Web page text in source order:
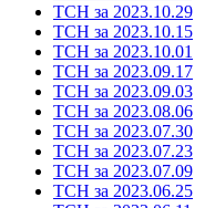
ТСН за 2023.10.29
ТСН за 2023.10.15
ТСН за 2023.10.01
ТСН за 2023.09.17
ТСН за 2023.09.03
ТСН за 2023.08.06
ТСН за 2023.07.30
ТСН за 2023.07.23
ТСН за 2023.07.09
ТСН за 2023.06.25